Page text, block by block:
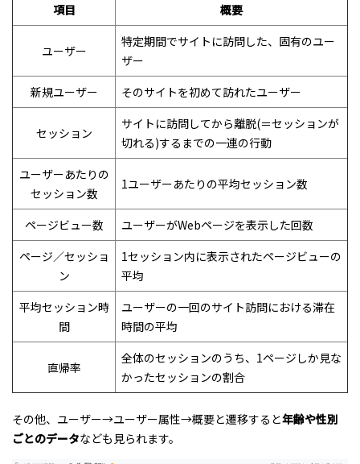
項目 概要
ユーザー
特定期間でサイトに訪問した、固有のユー
ザー
新規ユーザー
そのサイトを初めて訪れたユーザー
セッション
サイトに訪問してから離脱(＝セッションが
切れる)するまでの一連の行動
ユーザーあたりの
セッション数
1ユーザーあたりの平均セッション数
ページビュー数
ユーザーがWebページを表示した回数
ページ／セッショ
ン
1セッション内に表示されたページビューの
平均
平均セッション時
間
ユーザーの一回のサイト訪問における滞在
時間の平均
直帰率
全体のセッションのうち、1ページしか見な
かったセッションの割合
その他、ユーザー→ユーザー属性→概要と遷移すると年齢や性別
ごとのデータなども見られます。